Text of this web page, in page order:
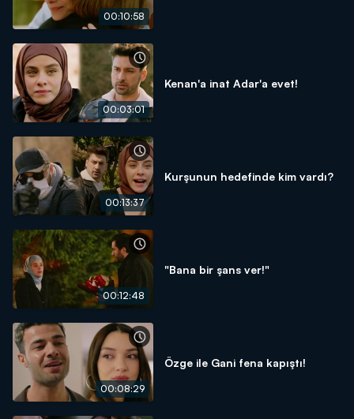
00:10:58
00:03:01
Kenan'a inat Adar'a evet!
00:13:37
Kurşunun hedefinde kim vardı?
00:12:48
"Bana bir şans ver!"
00:08:29
Özge ile Gani fena kapıştı!